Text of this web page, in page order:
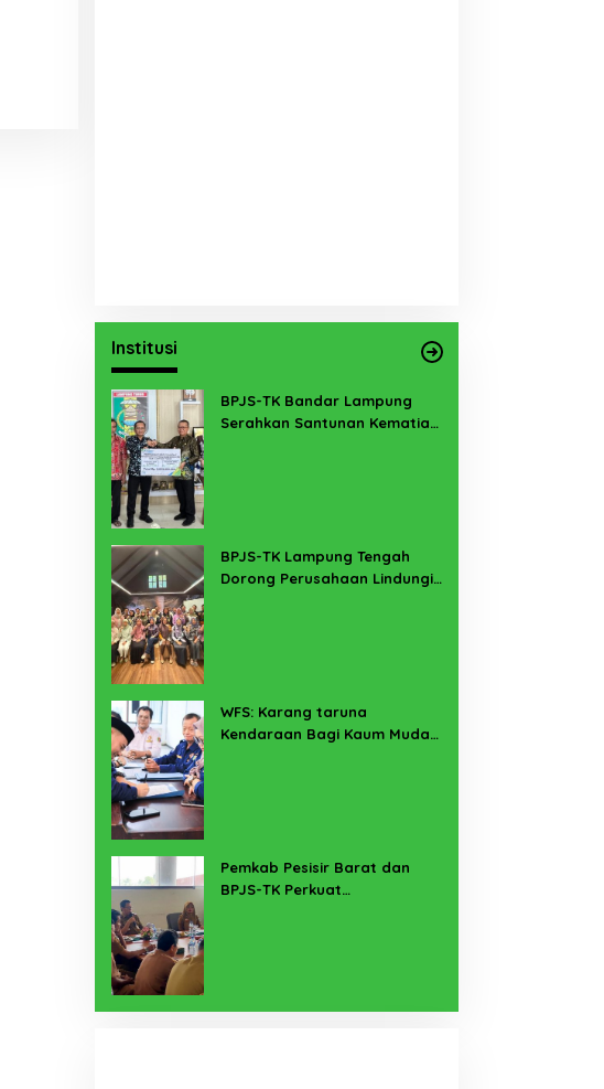
Institusi
BPJS-TK Bandar Lampung
Serahkan Santunan Kematian
BPJS-TK Lampung Tengah
Dorong Perusahaan Lindungi
WFS: Karang taruna
Kendaraan Bagi Kaum Muda
Pemkab Pesisir Barat dan
BPJS-TK Perkuat